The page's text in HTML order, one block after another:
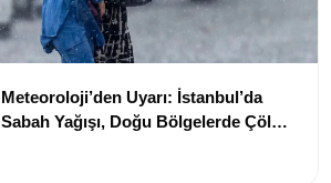
Meteoroloji’den Uyarı: İstanbul’da
Sabah Yağışı, Doğu Bölgelerde Çöl